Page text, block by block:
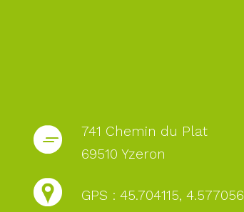
741 Chemin du Plat
69510 Yzeron
GPS : 45.704115, 4.577056